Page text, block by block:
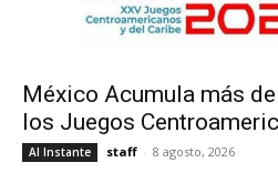
México Acumula más
los Juegos
Al Instante staff - 8 agosto, 2026